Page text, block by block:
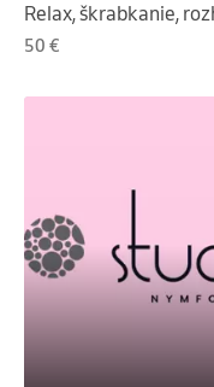
Relax, škrabkanie,
50 €